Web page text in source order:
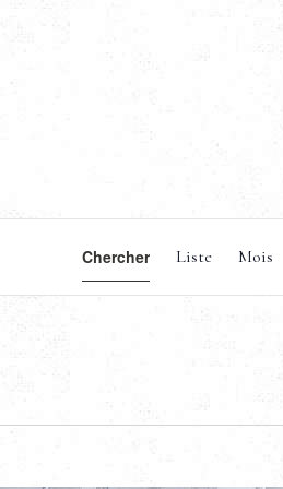
Chercher
N
a
i
Liste Mois